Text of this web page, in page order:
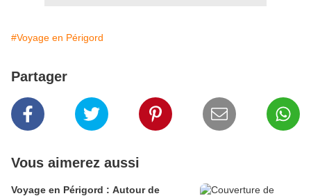
#Voyage en Périgord
Partager
Vous aimerez aussi
Voyage en Périgord : Autour de